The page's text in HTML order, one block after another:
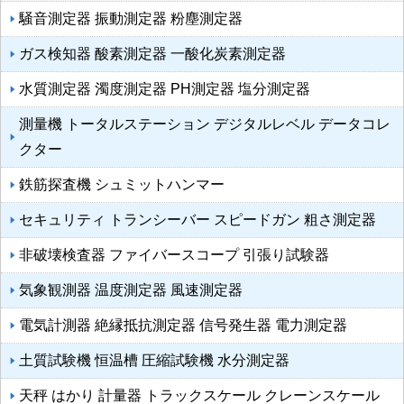
騒音測定器 振動測定器 粉塵測定器
ガス検知器 酸素測定器 一酸化炭素測定器
水質測定器 濁度測定器 PH測定器 塩分測定器
測量機 トータルステーション デジタルレベル データコレ
クター
鉄筋探査機 シュミットハンマー
セキュリティ トランシーバー スピードガン 粗さ測定器
非破壊検査器 ファイバースコープ 引張り試験器
気象観測器 温度測定器 風速測定器
電気計測器 絶縁抵抗測定器 信号発生器 電力測定器
土質試験機 恒温槽 圧縮試験機 水分測定器
天秤 はかり 計量器 トラックスケール クレーンスケール